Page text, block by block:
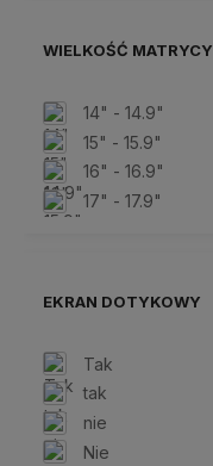
WIELKOŚĆ MATRYCY
14" - 14.9"
15" - 15.9"
16" - 16.9"
17" - 17.9"
EKRAN DOTYKOWY
Tak
tak
nie
Nie